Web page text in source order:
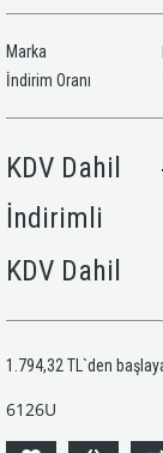
Marka
İndirim Oranı
KDV Dahil
İndirimli
KDV Dahil
1.794,32 TL `den
6126U